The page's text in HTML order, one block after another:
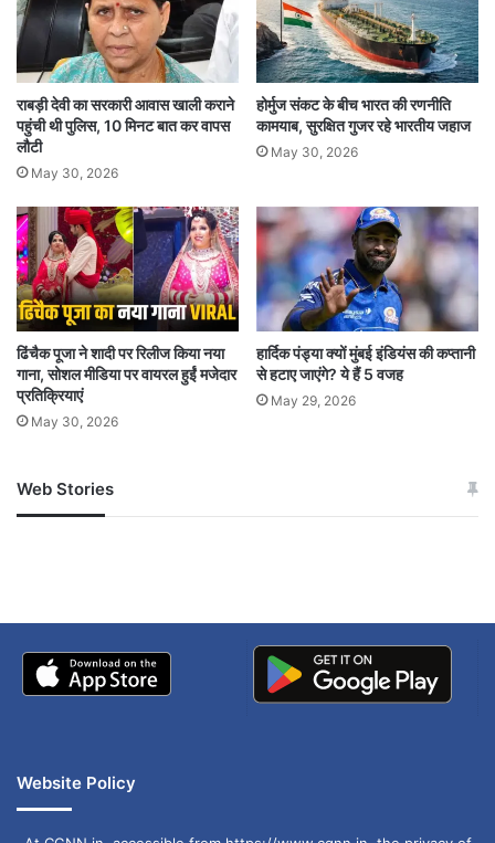
के नॉवेल पर बेस्ड है.
राबड़ी देवी का सरकारी आवास खाली कराने
पहुंची थी पुलिस, 10 मिनट बात कर वापस
लौटी
May 30, 2026
होर्मुज संकट के बीच भारत की रणनीति
कामयाब, सुरक्षित गुजर रहे भारतीय जहाज
May 30, 2026
ढिंचैक पूजा ने शादी पर रिलीज किया नया
गाना, सोशल मीडिया पर वायरल हुईं मजेदार
प्रतिक्रियाएं
May 30, 2026
हार्दिक पंड्या क्यों मुंबई इंडियंस की कप्तानी
से हटाए जाएंगे? ये हैं 5 वजह
May 29, 2026
Web Stories
जम्मू-कश्मीर में बारिश से
अपडेट
खाई में धक्का… आरोपियों ने
Website Policy